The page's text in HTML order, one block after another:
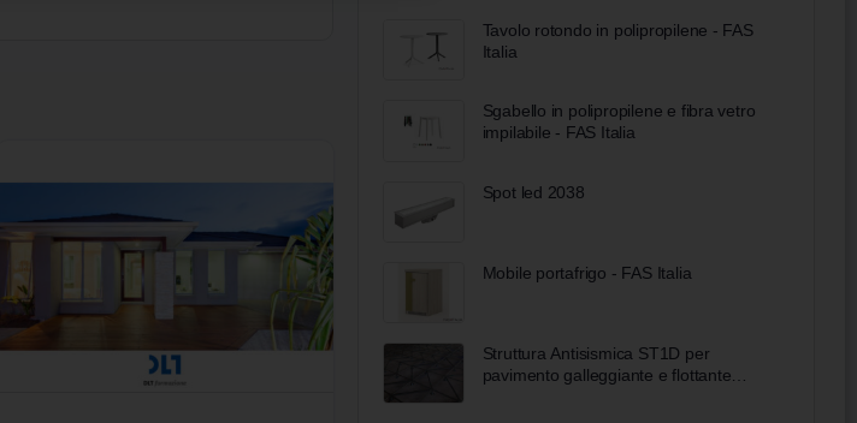
Tavolo rotondo in polipropilene - FAS
Italia
Sgabello in polipropilene e fibra vetro
impilabile - FAS Italia
Spot led 2038
Mobile portafrigo - FAS Italia
Struttura Antisismica ST1D per
pavimento galleggiante e flottante